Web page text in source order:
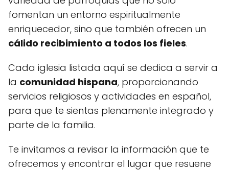
fomentan un entorno espiritualmente
enriquecedor, sino que también ofrecen un
cálido recibimiento a todos los fieles.
Cada iglesia listada aquí se dedica a servir a
la comunidad hispana, proporcionando
servicios religiosos y actividades en español,
para que te sientas plenamente integrado y
parte de la familia.
Te invitamos a revisar la información que te
ofrecemos y encontrar el lugar que resuene